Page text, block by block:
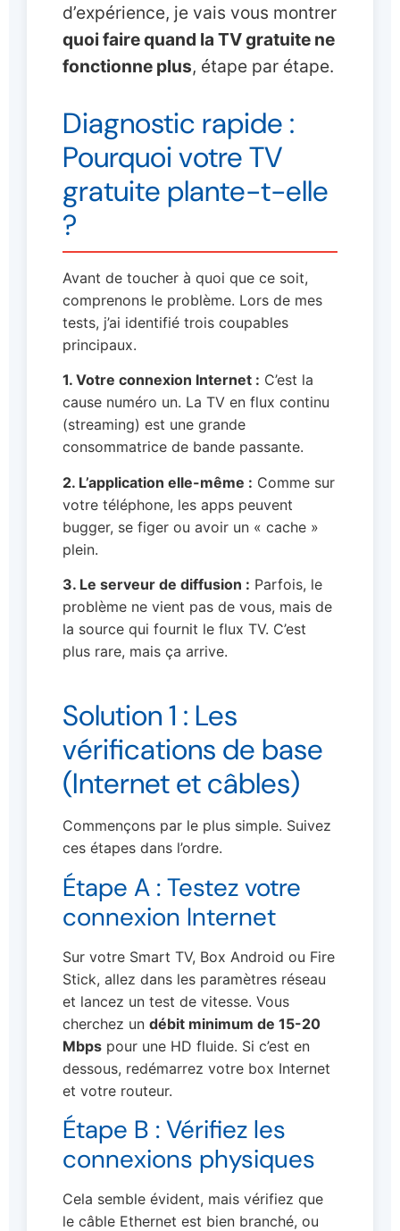
d’expérience, je vais vous montrer
quoi faire quand la TV gratuite ne
fonctionne plus, étape par étape.
Diagnostic rapide :
Pourquoi votre TV
gratuite plante-t-elle
?
Avant de toucher à quoi que ce soit,
comprenons le problème. Lors de mes
tests, j’ai identifié trois coupables
principaux.
1. Votre connexion Internet : C’est la
cause numéro un. La TV en flux continu
(streaming) est une grande
consommatrice de bande passante.
2. L’application elle-même : Comme sur
votre téléphone, les apps peuvent
bugger, se figer ou avoir un « cache »
plein.
3. Le serveur de diffusion : Parfois, le
problème ne vient pas de vous, mais de
la source qui fournit le flux TV. C’est
plus rare, mais ça arrive.
Solution 1 : Les
vérifications de base
(Internet et câbles)
Commençons par le plus simple. Suivez
ces étapes dans l’ordre.
Étape A : Testez votre
connexion Internet
Sur votre Smart TV, Box Android ou Fire
Stick, allez dans les paramètres réseau
et lancez un test de vitesse. Vous
cherchez un débit minimum de 15-20
Mbps pour une HD fluide. Si c’est en
dessous, redémarrez votre box Internet
et votre routeur.
Étape B : Vérifiez les
connexions physiques
Cela semble évident, mais vérifiez que
le câble Ethernet est bien branché, ou